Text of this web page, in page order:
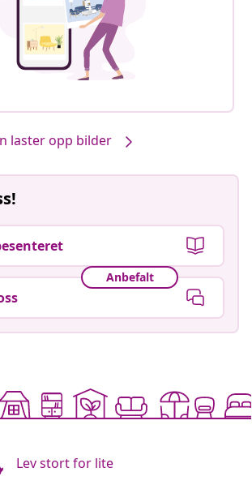
laster opp bilder
Anbefalt
Lev stort for lite